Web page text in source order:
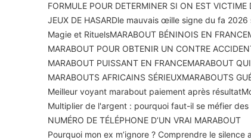
FORMULE POUR DETERMINER SI ON EST VICTIME
JEUX DE HASARDle mauvais œille signe du fa 2026
Magie et RituelsMARABOUT BÉNINOIS EN FRANCE
MARABOUT POUR OBTENIR UN CONTRE
MARABOUT PUISSANT EN FRANCEMARABOUT
MARABOUTS AFRICAINS SÉRIEUXMARABOUTS
Meilleur voyant marabout paiement après résultat
Multiplier de l'argent : pourquoi faut-il se méfier
NUMÉRO DE TÉLÉPHONE D’UN VRAI MARABOUT
Pourquoi mon ex m’ignore ? Comprendre le